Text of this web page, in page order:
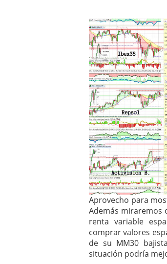
Qué es
Aprovecho para
Además miraremos
renta variable
comprar valores
de su MM30
situación podría